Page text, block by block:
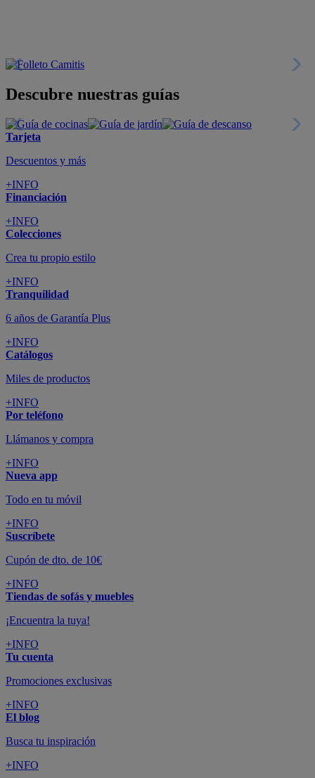
Descubre nuestras guías
Tarjeta
Descuentos y más
+INFO
Financiación
+INFO
Colecciones
Crea tu propio estilo
+INFO
Tranquilidad
6 años de Garantía Plus
+INFO
Catálogos
Miles de productos
+INFO
Por teléfono
Llámanos y compra
+INFO
Nueva app
Todo en tu móvil
+INFO
Suscríbete
Cupón de dto. de 10€
+INFO
Tiendas de sofás y muebles
¡Encuentra la tuya!
+INFO
Tu cuenta
Promociones exclusivas
+INFO
El blog
Busca tu inspiración
+INFO